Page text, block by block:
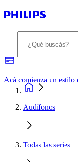
Audífonos
Todas las series